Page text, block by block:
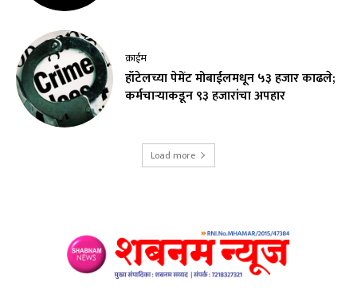
क्राईम
हॉटेलच्या पेमेंट मोबाईलमधून ५३ हजार काढले;
कर्मचाऱ्याकडून ९३ हजारांचा अपहार
Load more